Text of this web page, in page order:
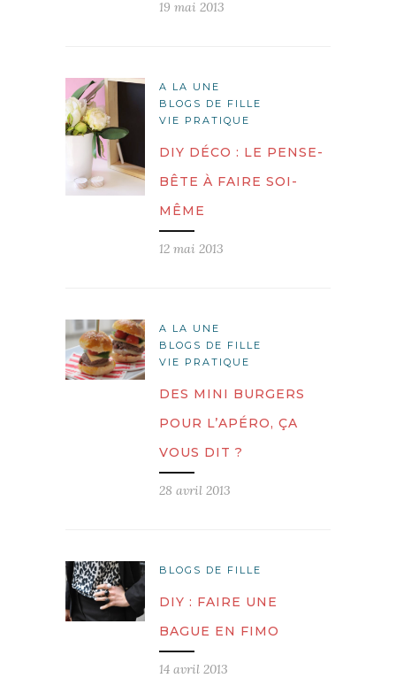
19 mai 2013
A LA UNE
BLOGS DE FILLE
VIE PRATIQUE
DIY DÉCO : LE PENSE-
BÊTE À FAIRE SOI-
MÊME
12 mai 2013
A LA UNE
BLOGS DE FILLE
VIE PRATIQUE
DES MINI BURGERS
POUR L’APÉRO, ÇA
VOUS DIT ?
28 avril 2013
BLOGS DE FILLE
DIY : FAIRE UNE
BAGUE EN FIMO
14 avril 2013